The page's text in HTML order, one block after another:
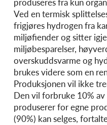
Ved en termisk
frigjøres hydrogen fra
miljøfiender og sitter
miljøbesparelser,
overskuddsvarme og
brukes videre som en
Produksjonen vil ikke
Den vil forbruke 10%
produserer for egne
(90%) kan selges,